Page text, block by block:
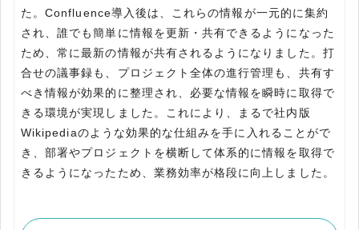
た。Confluence導入後は、これらの情報が一元的に集約
され、誰でも簡単に情報を更新・共有できるようになった
ため、常に最新の情報が共有されるようになりました。打
合せの議事録も、プロジェクト全体の進行管理も、共有す
べき情報が効果的に整理され、必要な情報を瞬時に取得で
きる環境が実現しました。これにより、まるで社内版
Wikipediaのような効果的な仕組みを手に入れることがで
き、部署やプロジェクトを横断して体系的に情報を取得で
きるようになったため、業務効率が格段に向上しました。